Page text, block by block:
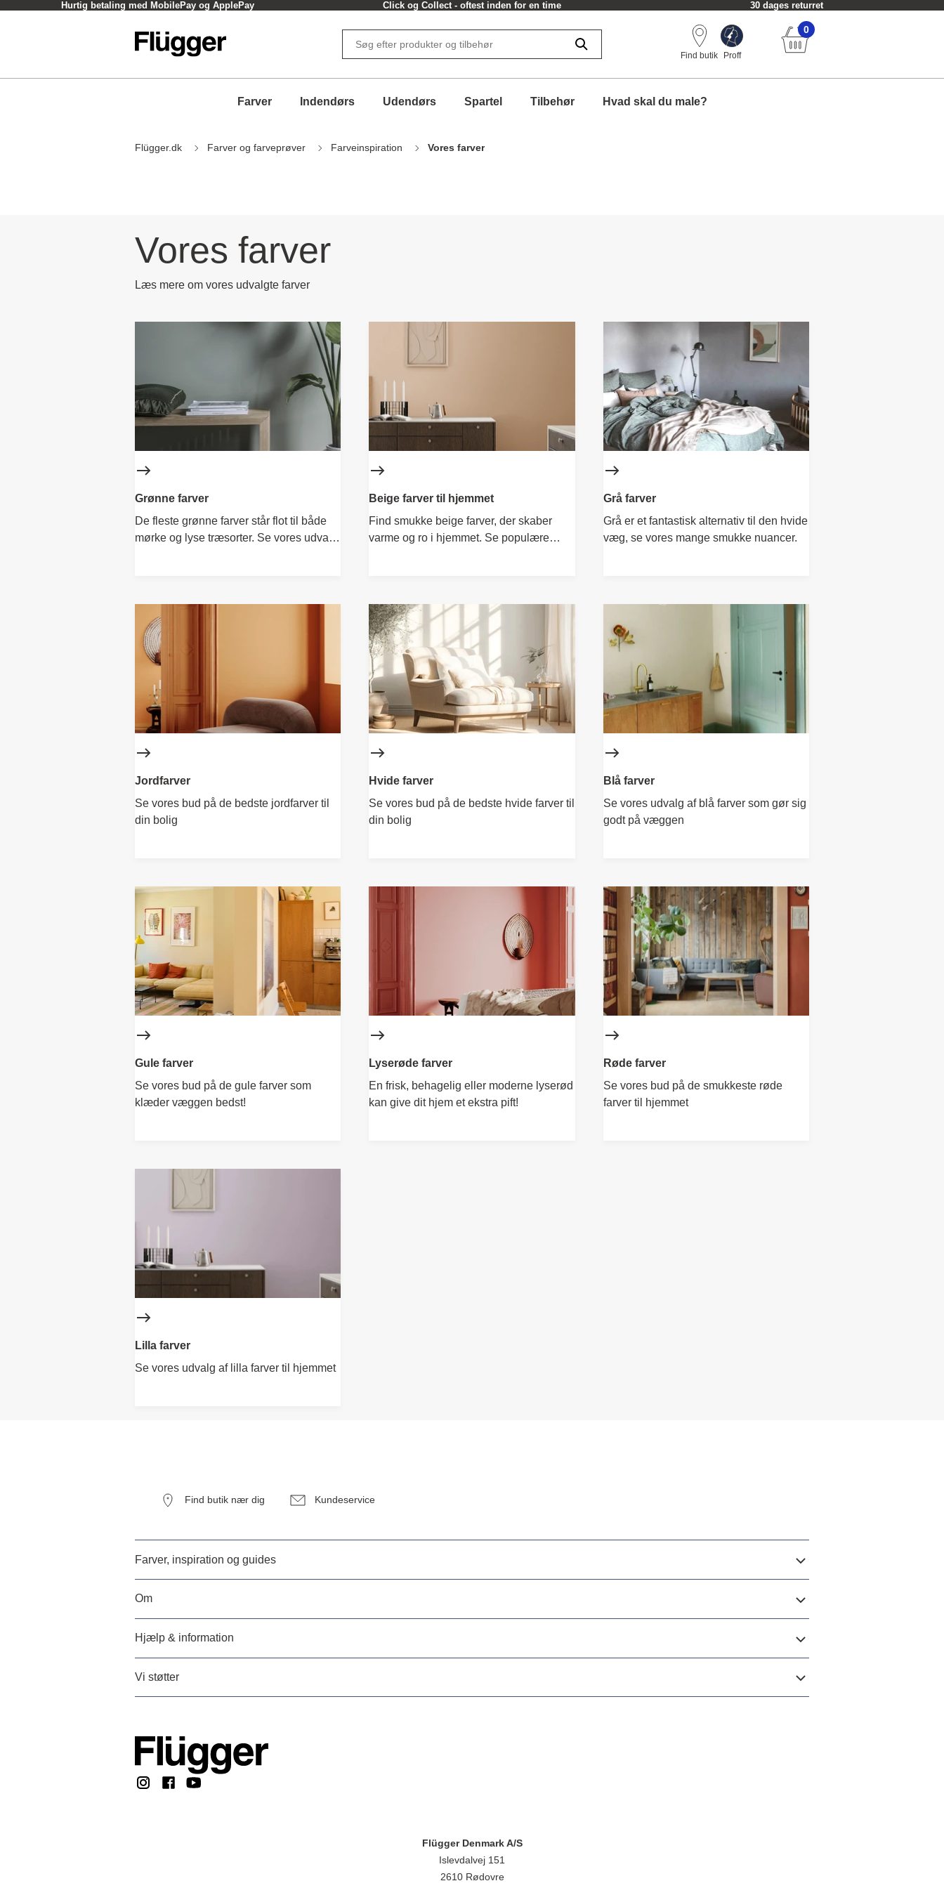
Hurtig betaling med MobilePay og ApplePay Click og Collect - oftest inden for en time 30 dages returret
Find butik Proff
0
Farver Indendørs Udendørs Spartel Tilbehør Hvad skal du male?
Flügger.dk Farver og farveprøver Farveinspiration Vores farver
Vores farver
Læs mere om vores udvalgte farver
Grønne farver
De fleste grønne farver står flot til både
mørke og lyse træsorter. Se vores udvalg
Beige farver til hjemmet
Find smukke beige farver, der skaber
varme og ro i hjemmet. Se populære
Grå farver
Grå er et fantastisk alternativ til den hvide
væg, se vores mange smukke nuancer.
Jordfarver
Se vores bud på de bedste jordfarver til
din bolig
Hvide farver
Se vores bud på de bedste hvide farver til
din bolig
Blå farver
Se vores udvalg af blå farver som gør sig
godt på væggen
Gule farver
Se vores bud på de gule farver som
klæder væggen bedst!
Lyserøde farver
En frisk, behagelig eller moderne lyserød
kan give dit hjem et ekstra pift!
Røde farver
Se vores bud på de smukkeste røde
farver til hjemmet
Lilla farver
Se vores udvalg af lilla farver til hjemmet
Find butik nær dig Kundeservice
Farver, inspiration og guides
Om
Hjælp & information
Vi støtter
Flügger Denmark A/S
Islevdalvej 151
2610 Rødovre